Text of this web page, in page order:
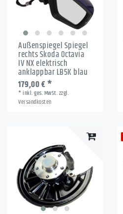
Außenspiegel Spiegel
rechts Skoda Octavia
IV NX elektrisch
anklappbar LB5K blau
179,00 € *
*inkl. ges. MwSt.zzgl.
Versandkosten